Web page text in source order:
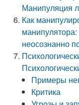
Манипуляция
Как
неосознанно
Примеры
Критика